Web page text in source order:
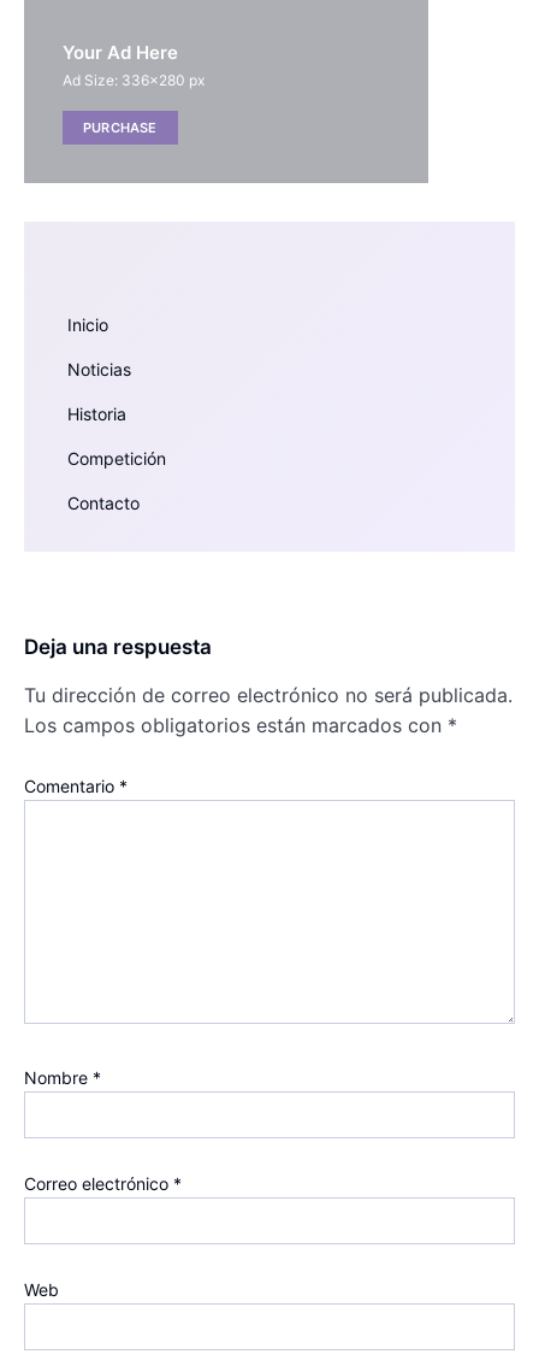
Your Ad Here
Ad Size: 336x280 px
PURCHASE
Inicio
Noticias
Historia
Competición
Contacto
Deja una respuesta
Tu dirección de correo electrónico no será publicada.
Los campos obligatorios están marcados con *
Comentario *
Nombre *
Correo electrónico *
Web